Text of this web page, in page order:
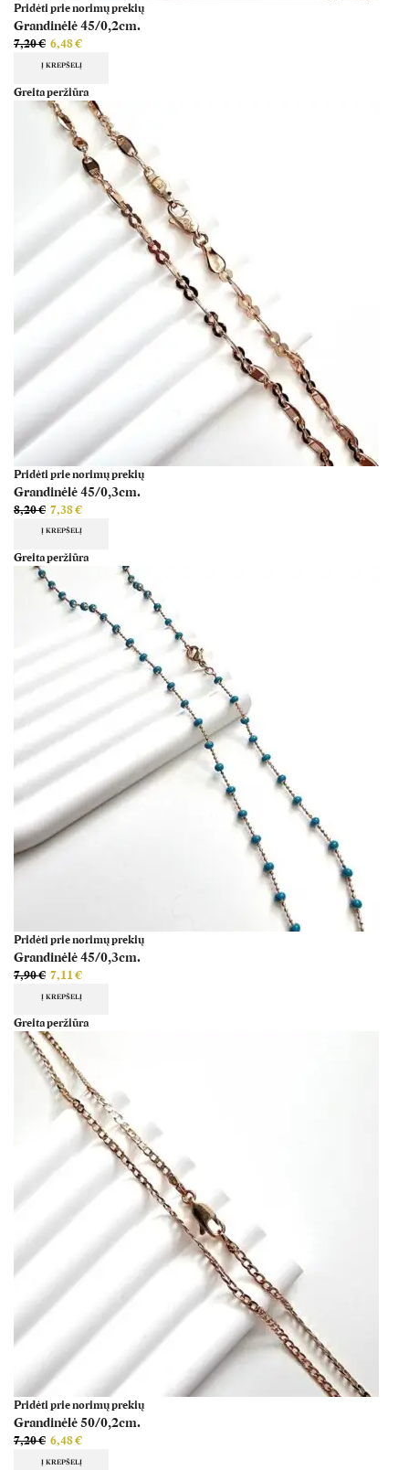
Pridėti prie norimų prekių
Grandinėlė 45/0,2cm.
7,20€ 6,48€
Į KREPŠELĮ
Greita peržiūra
Pridėti prie norimų prekių
Grandinėlė 45/0,3cm.
8,20€ 7,38€
Į KREPŠELĮ
Greita peržiūra
Pridėti prie norimų prekių
Grandinėlė 45/0,3cm.
7,90€ 7,11€
Į KREPŠELĮ
Greita peržiūra
Pridėti prie norimų prekių
Grandinėlė 50/0,2cm.
7,20€ 6,48€
Į KREPŠELĮ